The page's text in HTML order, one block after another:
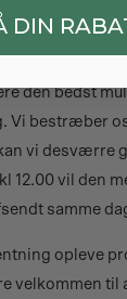
den bedst
Vi bestræber
vi desværre
12.00 vil den
samme
opleve
velkommen til
DIN